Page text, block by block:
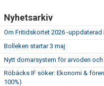
Nyhetsarkiv
Om Fritidskortet 2026 -uppdaterad
Bolleken startar 3 maj
Nytt domarsystem för arvoden
Röbäcks IF söker: Ekonomi &
100%)